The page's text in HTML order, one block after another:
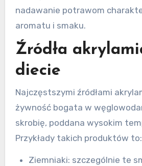
nadawanie potrawom
aromatu i smaku.
Źródła
diecie
Najczęstszymi źródłami
żywność bogata w
skrobię, poddana wysokim
Przykłady takich produktów to:
Ziemniaki: szczególnie te